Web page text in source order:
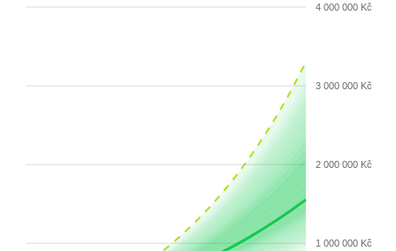
4 000 000 Kč
3 000 000 Kč
2 000 000 Kč
1 000 000 Kč